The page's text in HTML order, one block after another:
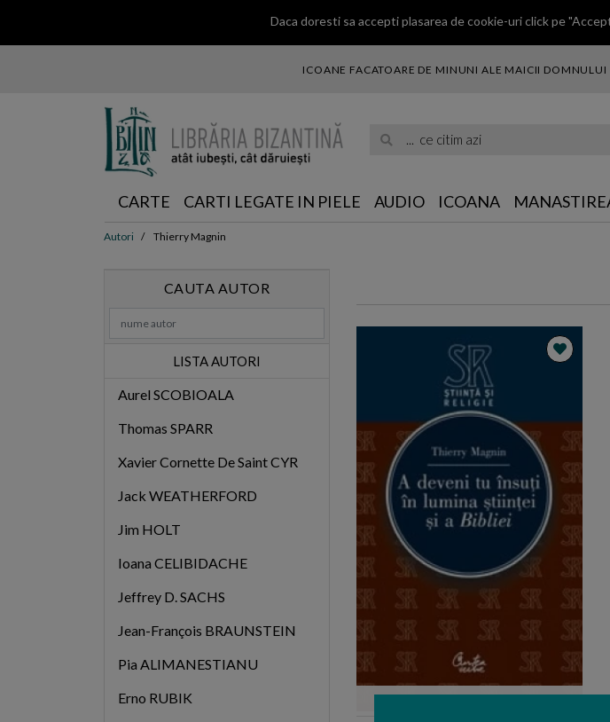
Daca doresti sa accepti plasarea de cookie-uri click pe
ICOANE FACATOARE DE MINUNI ALE MAICII
CARTE CARTI LEGATE IN PIELE AUDIO ICOANA
Autori Thierry Magnin
CAUTA AUTOR
LISTA AUTORI
Aurel SCOBIOALA
Thomas SPARR
Xavier Cornette De Saint CYR
Jack WEATHERFORD
Jim HOLT
Ioana CELIBIDACHE
Jeffrey D. SACHS
Jean-François BRAUNSTEIN
Pia ALIMANESTIANU
Erno RUBIK